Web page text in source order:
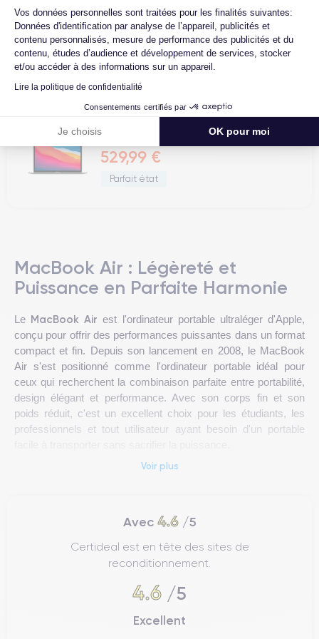
Vos données personnelles sont traitées pour les finalités suivantes:
Données d'identification par analyse de l’appareil, publicités et
contenu personnalisés, mesure de performance des publicités et du
contenu, études d’audience et développement de services, stocker
et/ou accéder à des informations sur un appareil.
Lire la politique de confidentialité
Consentements certifiés par
Je choisis OK pour moi
MacBook Air 13 (2020) - Apple M1 8...
514,99 €
Très bon état
MacBook Air 13 (2020) - Apple M1 8...
529,99 €
Parfait état
MacBook Air : Légèreté et
Puissance en Parfaite Harmonie
Le MacBook Air est l'ordinateur portable ultraléger d'Apple,
conçu pour offrir des performances puissantes dans un format
compact et fin. Depuis son lancement en 2008, le MacBook
Air s'est positionné comme l'ordinateur portable idéal pour
ceux qui recherchent la combinaison parfaite entre portabilité,
design élégant et performance. Avec son corps fin et son
poids réduit, c'est un excellent choix pour les étudiants, les
professionnels et tout utilisateur ayant besoin d'un portable
l'iPhone et l'iPad. De plus, sa batterie longue durée en fait un
outil idéal pour des journées de travail complètes sans avoir
et l'efficacité sans renoncer à la puissance d'un équipement
Voir plus
Avec 4.6/5
Certideal est en tête des sites de
reconditionnement.
4.6 /5
Excellent